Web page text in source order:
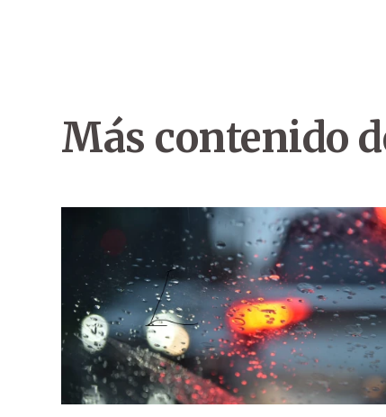
Más contenido